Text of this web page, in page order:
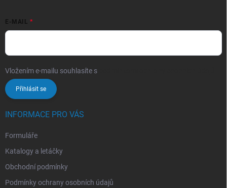
E-MAIL
Vložením e-mailu souhlasíte s
Přihlásit se
INFORMACE PRO VÁS
Formuláře
Katalogy a letáčky
Obchodní podmínky
Podmínky ochrany osobních údajů